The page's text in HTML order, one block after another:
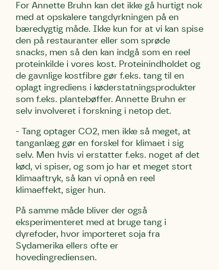
For Annette Bruhn kan det ikke gå hurtigt nok
med at opskalere tangdyrkningen på en
bæredygtig måde. Ikke kun for at vi kan spise
den på restauranter eller som sprøde
snacks, men så den kan indgå som en reel
proteinkilde i vores kost. Proteinindholdet og
de gavnlige kostfibre gør f.eks. tang til en
oplagt ingrediens i køderstatningsprodukter
som f.eks. plantebøffer. Annette Bruhn er
selv involveret i forskning i netop det.
- Tang optager CO2, men ikke så meget, at
tanganlæg gør en forskel for klimaet i sig
selv. Men hvis vi erstatter f.eks. noget af det
kød, vi spiser, og som jo har et meget stort
klimaaftryk, så kan vi opnå en reel
klimaeffekt, siger hun.
På samme måde bliver der også
eksperimenteret med at bruge tang i
dyrefoder, hvor importeret soja fra
Sydamerika ellers ofte er
hovedingrediensen.